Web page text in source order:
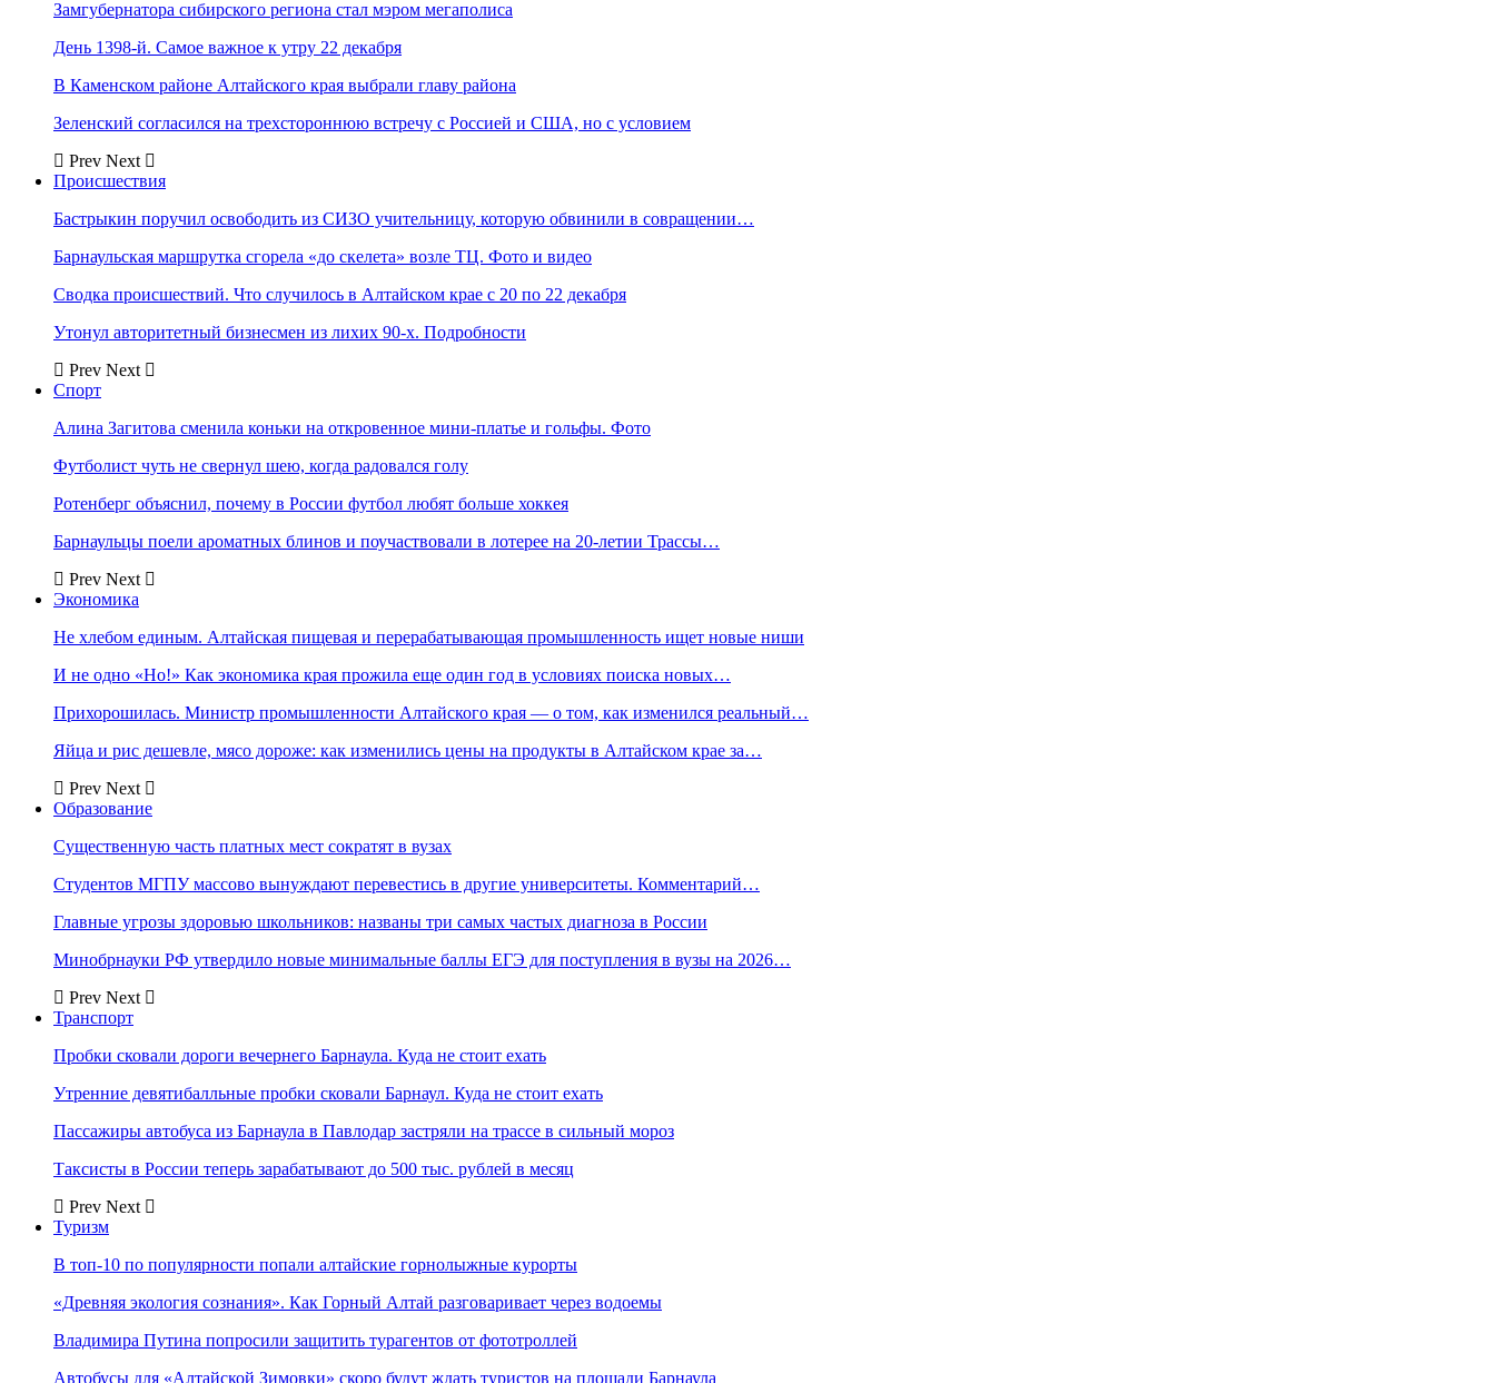
Замгубернатора сибирского региона стал мэром мегаполиса
День 1398-й. Самое важное к утру 22 декабря
В Каменском районе Алтайского края выбрали главу района
Зеленский согласился на трехстороннюю встречу с Россией и США, но с условием
Prev Next
Происшествия
Бастрыкин поручил освободить из СИЗО учительницу, которую обвинили в совращении…
Барнаульская маршрутка сгорела «до скелета» возле ТЦ. Фото и видео
Сводка происшествий. Что случилось в Алтайском крае с 20 по 22 декабря
Утонул авторитетный бизнесмен из лихих 90-х. Подробности
Prev Next
Спорт
Алина Загитова сменила коньки на откровенное мини-платье и гольфы. Фото
Футболист чуть не свернул шею, когда радовался голу
Ротенберг объяснил, почему в России футбол любят больше хоккея
Барнаульцы поели ароматных блинов и поучаствовали в лотерее на 20-летии Трассы…
Prev Next
Экономика
Не хлебом единым. Алтайская пищевая и перерабатывающая промышленность ищет новые ниши
И не одно «Но!» Как экономика края прожила еще один год в условиях поиска новых…
Прихорошилась. Министр промышленности Алтайского края — о том, как изменился реальный…
Яйца и рис дешевле, мясо дороже: как изменились цены на продукты в Алтайском крае за…
Prev Next
Образование
Существенную часть платных мест сократят в вузах
Студентов МГПУ массово вынуждают перевестись в другие университеты. Комментарий…
Главные угрозы здоровью школьников: названы три самых частых диагноза в России
Минобрнауки РФ утвердило новые минимальные баллы ЕГЭ для поступления в вузы на 2026…
Prev Next
Транспорт
Пробки сковали дороги вечернего Барнаула. Куда не стоит ехать
Утренние девятибалльные пробки сковали Барнаул. Куда не стоит ехать
Пассажиры автобуса из Барнаула в Павлодар застряли на трассе в сильный мороз
Таксисты в России теперь зарабатывают до 500 тыс. рублей в месяц
Prev Next
Туризм
В топ-10 по популярности попали алтайские горнолыжные курорты
«Древняя экология сознания». Как Горный Алтай разговаривает через водоемы
Владимира Путина попросили защитить турагентов от фототроллей
Автобусы для «Алтайской Зимовки» скоро будут ждать туристов на площади Барнаула